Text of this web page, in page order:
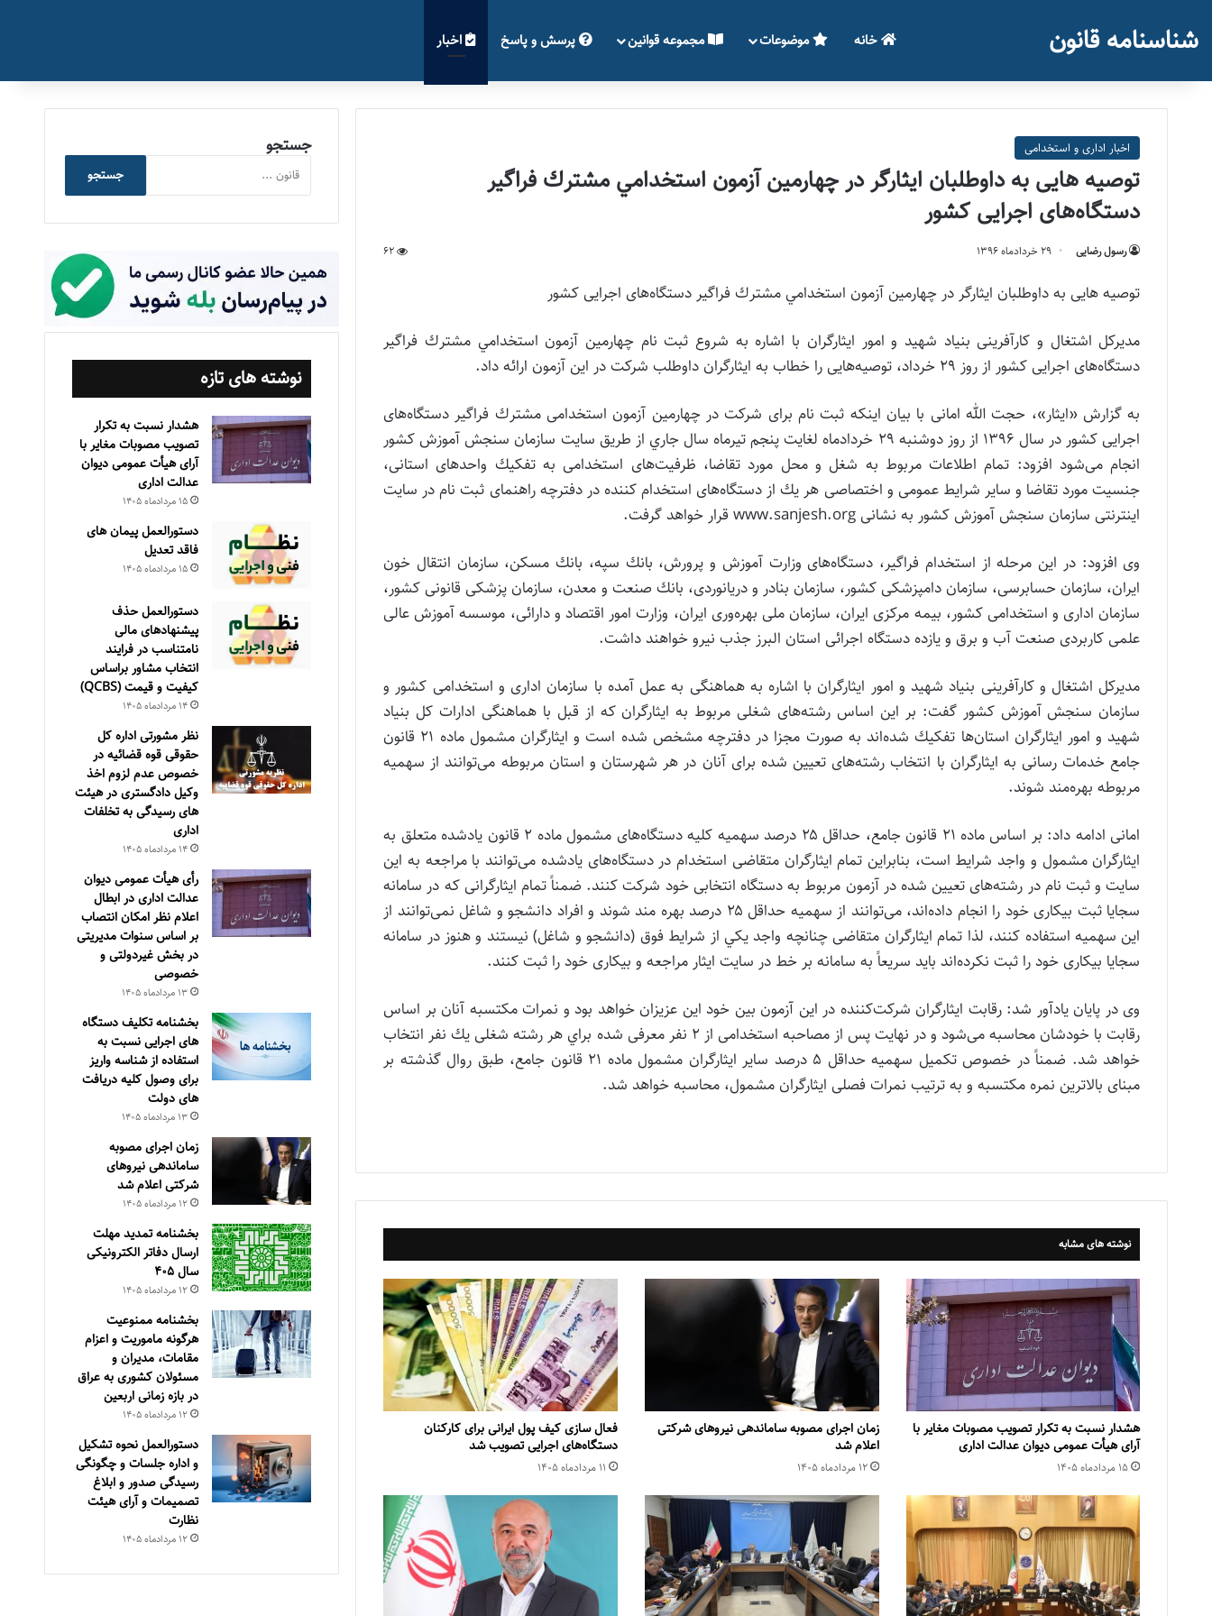
شناسنامه قانون خانه موضوعات مجموعه قوانین پرسش و پاسخ اخبار
اخبار اداری و استخدامی
توصیه هایی به داوطلبان ایثارگر در چهارمين آزمون استخدامي مشترك فراگير
دستگاه‌های اجرایی كشور
رسول رضایی ۲۹ خرداد‌ماه ۱۳۹۶ 62
توصیه هایی به داوطلبان ایثارگر در چهارمين آزمون استخدامي مشترك فراگير دستگاه‌های اجرایی كشور
مدیرکل اشتغال و کارآفرینی بنیاد شهید و امور ایثارگران با اشاره به شروع ثبت نام چهارمين آزمون استخدامي مشترك فراگير
دستگاه‌های اجرایی كشور از روز 29 خرداد، توصیه‌هایی را خطاب به ایثارگران داوطلب شرکت در این آزمون ارائه داد.
به گزارش «ایثار»، حجت الله امانی با بیان اینکه ثبت نام برای شركت در چهارمين آزمون استخدامی مشترك فراگير دستگاه‌های
اجرایی كشور در سال ۱۳۹۶ از روز دوشنبه ۲۹ خردادماه لغايت پنجم تيرماه سال جاري از طريق سايت سازمان سنجش آموزش كشور
انجام می‌شود افزود: تمام اطلاعات مربوط به شغل و محل مورد تقاضا، ظرفیت‌های استخدامی به تفكيك واحدهای استانی،
جنسيت مورد تقاضا و ساير شرايط عمومی و اختصاصی هر يك از دستگاه‌های استخدام كننده در دفترچه راهنمای ثبت نام در سايت
اينترنتی سازمان سنجش آموزش كشور به نشانی www.sanjesh.org قرار خواهد گرفت.
وی افزود: در اين مرحله از استخدام فراگير، دستگاه‌های وزارت آموزش و پرورش، بانك سپه، بانك مسكن، سازمان انتقال خون
ايران، سازمان حسابرسی، سازمان دامپزشكی كشور، سازمان بنادر و دريانوردی، بانك صنعت و معدن، سازمان پزشكی قانونی كشور،
سازمان اداری و استخدامی كشور، بيمه مركزی ايران، سازمان ملی بهره‌وری ايران، وزارت امور اقتصاد و دارائی، موسسه آموزش عالی
علمی كاربردی صنعت آب و برق و يازده دستگاه اجرائی استان البرز جذب نيرو خواهند داشت.
مدیرکل اشتغال و کارآفرینی بنیاد شهید و امور ایثارگران با اشاره به هماهنگی به عمل آمده با سازمان اداری و استخدامی كشور و
سازمان سنجش آموزش كشور گفت: بر این اساس رشته‌های شغلی مربوط به ايثارگران كه از قبل با هماهنگی ادارات كل بنياد
شهيد و امور ايثارگران استان‌ها تفكيك شده‌اند به صورت مجزا در دفترچه مشخص شده است و ايثارگران مشمول ماده ۲۱ قانون
جامع خدمات رسانی به ايثارگران با انتخاب رشته‌های تعيين شده برای آنان در هر شهرستان و استان مربوطه می‌توانند از سهميه
مربوطه بهره‌مند شوند.
امانی ادامه داد: بر اساس ماده ۲۱ قانون جامع، حداقل ۲۵ درصد سهميه كليه دستگاه‌های مشمول ماده ۲ قانون يادشده متعلق به
ايثارگران مشمول و واجد شرايط است، بنابراين تمام ايثارگران متقاضی استخدام در دستگاه‌های يادشده می‌توانند با مراجعه به این
سايت و ثبت نام در رشته‌های تعيين شده در آزمون مربوط به دستگاه انتخابی خود شركت کنند. ضمناً تمام ايثارگرانی كه در سامانه
سجايا ثبت بيكاری خود را انجام داده‌اند، می‌توانند از سهميه حداقل ۲۵ درصد بهره مند شوند و افراد دانشجو و شاغل نمی‌توانند از
اين سهميه استفاده كنند، لذا تمام ايثارگران متقاضی چنانچه واجد يكي از شرايط فوق (دانشجو و شاغل) نيستند و هنوز در سامانه
سجايا بيكاری خود را ثبت نکرده‌اند بايد سريعاً به سامانه بر خط در سايت ايثار مراجعه و بيكاری خود را ثبت کنند.
وی در پایان یادآور شد: رقابت ایثارگران شرکت‌کننده در اين آزمون بين خود این عزیزان خواهد بود و نمرات مكتسبه آنان بر اساس
رقابت با خودشان محاسبه می‌شود و در نهايت پس از مصاحبه استخدامی از ۲ نفر معرفی شده براي هر رشته شغلی يك نفر انتخاب
خواهد شد. ضمناً در خصوص تكميل سهميه حداقل ۵ درصد ساير ايثارگران مشمول ماده ۲۱ قانون جامع، طبق روال گذشته بر
مبنای بالاترين نمره مكتسبه و به ترتيب نمرات فصلی ايثارگران مشمول، محاسبه خواهد شد.
نوشته های مشابه
هشدار نسبت به تکرار تصویب مصوبات مغایر با
آرای هیأت عمومی دیوان عدالت اداری
۱۵ مرداد‌ماه ۱۴۰۵
زمان اجرای مصوبه ساماندهی نیروهای شرکتی
اعلام شد
۱۲ مرداد‌ماه ۱۴۰۵
فعال سازی کیف پول ایرانی برای کارکنان
دستگاه‌های اجرایی تصویب شد
۱۱ مرداد‌ماه ۱۴۰۵
جستجو
جستجو
نوشته های تازه
هشدار نسبت به تکرار
تصویب مصوبات مغایر با
آرای هیأت عمومی دیوان
عدالت اداری
۱۵ مرداد‌ماه ۱۴۰۵
دستورالعمل پیمان های
فاقد تعدیل
۱۵ مرداد‌ماه ۱۴۰۵
دستورالعمل حذف
پيشنهادهای مالی
نامتناسب در فرايند
انتخاب مشاور براساس
كيفيت و قيمت (QCBS)
۱۴ مرداد‌ماه ۱۴۰۵
نظر مشورتی اداره کل
حقوقی قوه قضائیه در
خصوص عدم لزوم اخذ
وکیل دادگستری در هیئت
های رسیدگی به تخلفات
اداری
۱۴ مرداد‌ماه ۱۴۰۵
رأی هیأت عمومی دیوان
عدالت اداری در ابطال
اعلام نظر امکان انتصاب
بر اساس سنوات مدیریتی
در بخش غیردولتی و
خصوصی
۱۳ مرداد‌ماه ۱۴۰۵
بخشنامه تکلیف دستگاه
های اجرایی نسبت به
استفاده از شناسه واریز
برای وصول کلیه دریافت
های دولت
۱۳ مرداد‌ماه ۱۴۰۵
زمان اجرای مصوبه
ساماندهی نیروهای
شرکتی اعلام شد
۱۲ مرداد‌ماه ۱۴۰۵
بخشنامه تمدید مهلت
ارسال دفاتر الکترونیکی
سال ۴۰۵
۱۲ مرداد‌ماه ۱۴۰۵
بخشنامه ممنوعیت
هرگونه ماموریت و اعزام
مقامات، مدیران و
مسئولان کشوری به عراق
در بازه زمانی اربعین
۱۲ مرداد‌ماه ۱۴۰۵
دستورالعمل نحوه تشکیل
و اداره جلسات و چگونگی
رسیدگی صدور و ‏ابلاغ
تصمیمات و‎ ‎آرای هیئت
نظارت
۱۲ مرداد‌ماه ۱۴۰۵